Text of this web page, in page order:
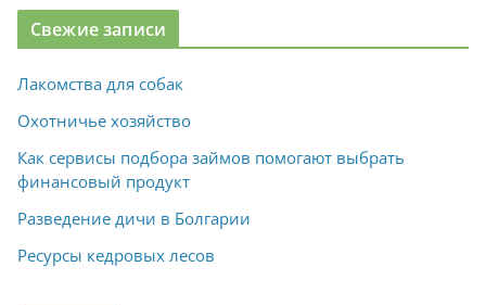
Свежие записи
Лакомства для собак
Охотничье хозяйство
Как сервисы подбора займов помогают выбрать
финансовый продукт
Разведение дичи в Болгарии
Ресурсы кедровых лесов